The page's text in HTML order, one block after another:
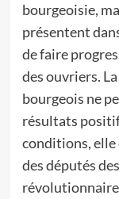
bourgeoisie,
présentent
de faire
des ouvriers.
bourgeois ne
résultats
conditions, elle
des députés